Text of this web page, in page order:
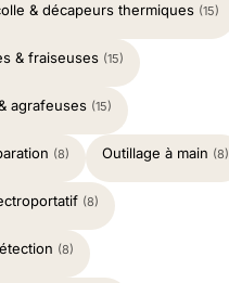
& décapeurs thermiques (15)
& fraiseuses (15)
agrafeuses (15)
(8) Outillage à main (8)
(8)
(8)